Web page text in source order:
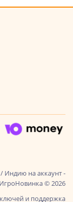
Индию на аккаунт -
ИгроНовинка © 2026
и поддержка